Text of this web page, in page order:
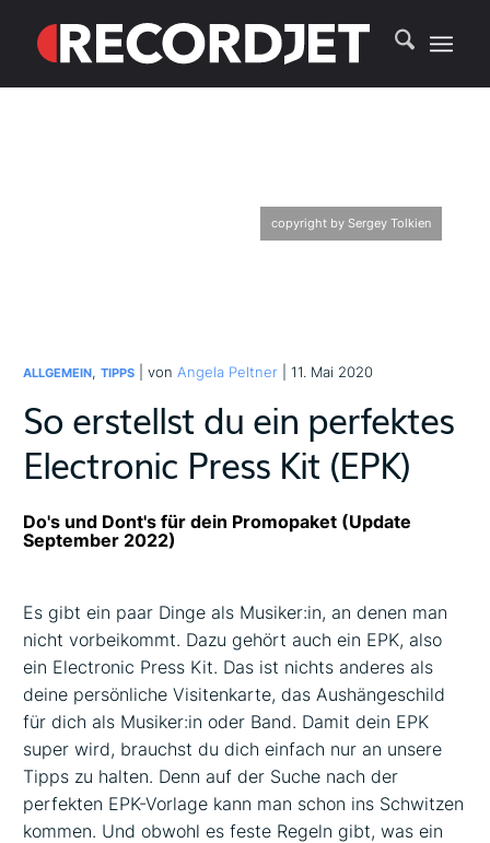
copyright by Sergey Tolkien
ALLGEMEIN,TIPPS | von Angela Peltner | 11. Mai 2020
So erstellst du ein perfektes
Electronic Press Kit (EPK)
Do's und Dont's für dein Promopaket (Update
September 2022)
Es gibt ein paar Dinge als Musiker:in, an denen man
nicht vorbeikommt. Dazu gehört auch ein EPK, also
ein Electronic Press Kit. Das ist nichts anderes als
deine persönliche Visitenkarte, das Aushängeschild
für dich als Musiker:in oder Band. Damit dein EPK
super wird, brauchst du dich einfach nur an unsere
Tipps zu halten. Denn auf der Suche nach der
perfekten EPK-Vorlage kann man schon ins Schwitzen
kommen. Und obwohl es feste Regeln gibt, was ein